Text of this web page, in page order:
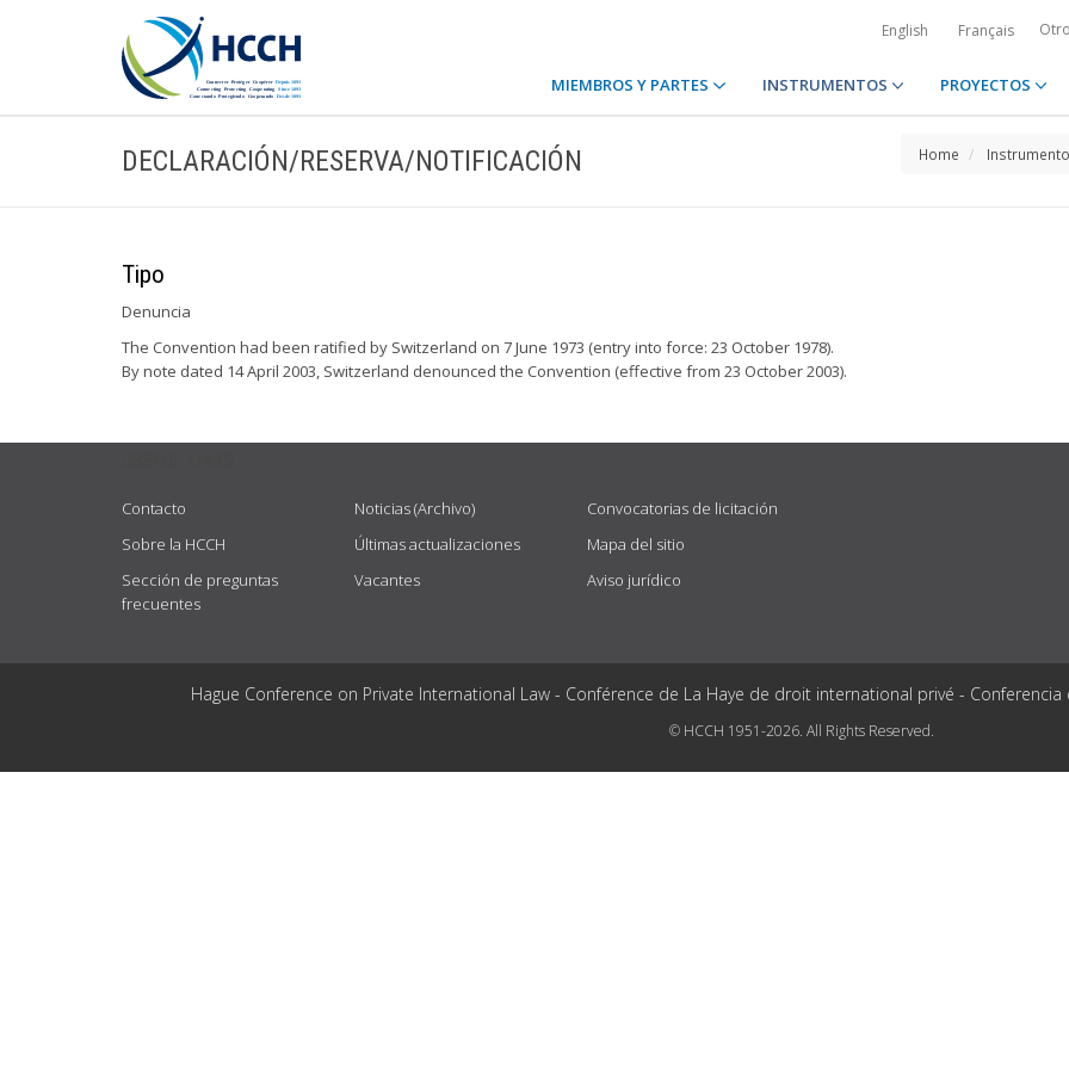
English Français
MIEMBROS Y PARTES INSTRUMENTOS PROYECTOS
DECLARACIÓN/RESERVA/NOTIFICACIÓN Home
Tipo
Denuncia
The Convention had been ratified by Switzerland on 7 June 1973 (entry into force: 23 October 1978).
By note dated 14 April 2003, Switzerland denounced the Convention (effective from 23 October 2003).
Contacto
Sobre la HCCH
Sección de preguntas
frecuentes
Noticias (Archivo)
Últimas actualizaciones
Vacantes
Convocatorias de licitación
Mapa del sitio
Aviso jurídico
Hague Conference on Private International Law - Conférence de La Haye de droit international privé -
© HCCH 1951-2026. All Rights Reserved.